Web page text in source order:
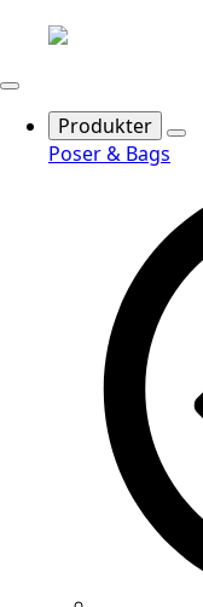
Produkter
Poser & Bags